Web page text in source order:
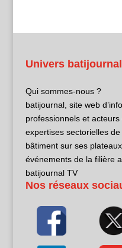
Univers batijournal
Qui sommes-nous ?
batijournal, site web
professionnels et
expertises sectorielles
bâtiment sur ses
événements de la filière
batijournal TV
Nos réseaux